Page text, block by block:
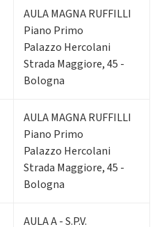
AULA MAGNA RUFFILLI
Piano Primo
Palazzo Hercolani
Strada Maggiore, 45 -
Bologna
AULA MAGNA RUFFILLI
Piano Primo
Palazzo Hercolani
Strada Maggiore, 45 -
Bologna
AULA A - S.P.V.